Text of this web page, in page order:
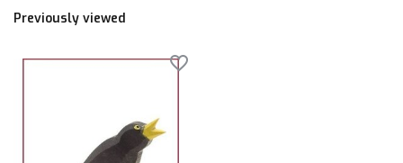
Previously viewed